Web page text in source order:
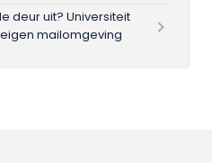
deur uit? Universiteit
mailomgeving